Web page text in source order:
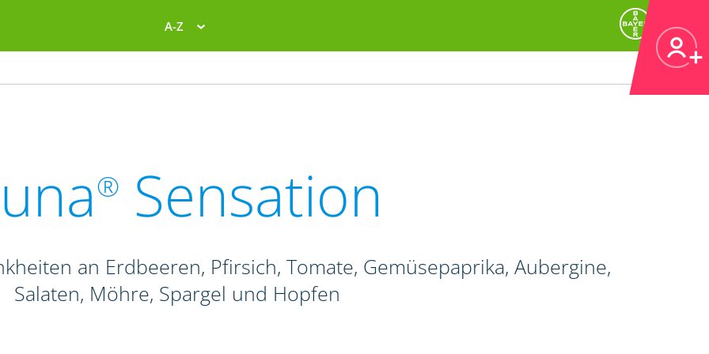
A-Z
® Sensation
an Erdbeeren, Pfirsich, Tomate, Gemüsepaprika, Aubergine,
Salaten, Möhre, Spargel und Hopfen